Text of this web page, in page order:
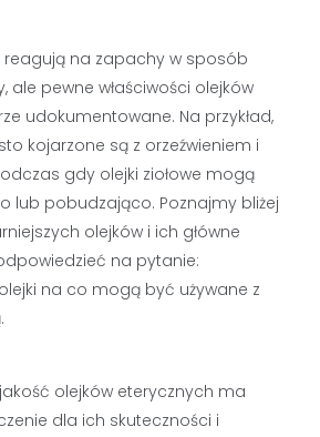
reagują na zapachy w sposób
ale pewne właściwości olejków
udokumentowane. Na przykład,
kojarzone są z orzeźwieniem i
gdy olejki ziołowe mogą
lub pobudzająco. Poznajmy bliżej
olejków i ich główne
na pytanie:
na co mogą być używane z
olejków eterycznych ma
dla ich skuteczności i